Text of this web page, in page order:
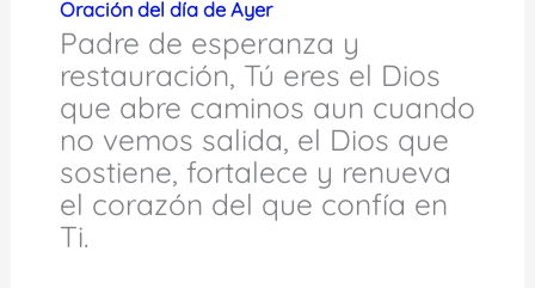
Oración del día de Ayer
Padre de esperanza y
restauración, Tú eres el Dios
que abre caminos aun cuando
no vemos salida, el Dios que
sostiene, fortalece y renueva
el corazón del que confía en
Ti.